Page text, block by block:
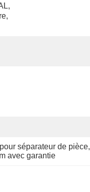
séparateur de pièce,
avec garantie